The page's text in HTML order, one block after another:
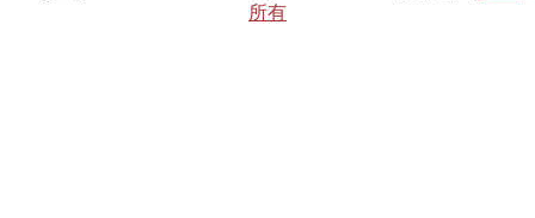
所有